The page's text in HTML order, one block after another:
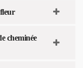
cheminée